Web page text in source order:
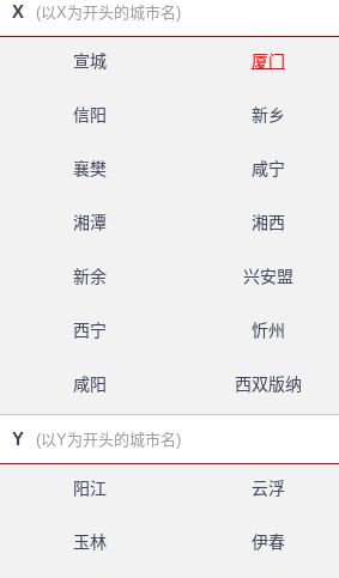
X (以X为开头的城市名)
宣城 厦门
信阳 新乡
襄樊 咸宁
湘潭 湘西
新余 兴安盟
西宁 忻州
咸阳 西双版纳
Y (以Y为开头的城市名)
阳江 云浮
玉林 伊春